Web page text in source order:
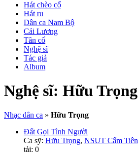
Hát chèo cổ
Hát ru
Dân ca Nam Bộ
Cải Lương
Tân cổ
Nghệ sĩ
Tác giả
Album
Nghệ sĩ: Hữu Trọng
Nhạc dân ca » Hữu Trọng
Đất Gọi Tình Người
Ca sỹ: Hữu Trọng, NSUT Cẩm Tiên
tải: 0